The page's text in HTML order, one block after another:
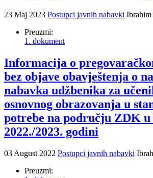
23 Maj 2023 Postupci javnih nabavki
Preuzmi:
1. dokument
Informacija o
bez objave obavještenja o
nabavka udžbenika za
osnovnog obrazovanja u
potrebe na području ZDK u
2022./2023. godini
03 August 2022 Postupci javnih nabavki
Preuzmi: